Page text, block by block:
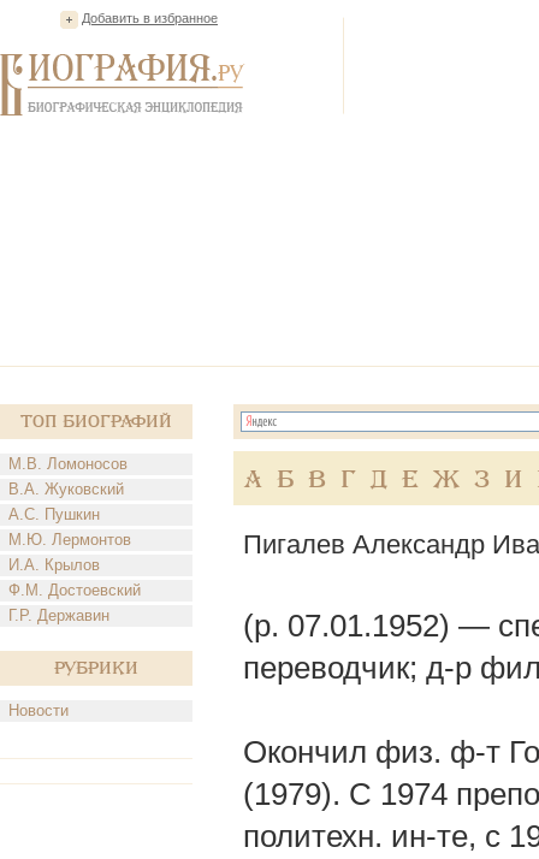
Добавить в избранное
Топ Биографий
М.В. Ломоносов
В.А. Жуковский
А.С. Пушкин
М.Ю. Лермонтов
И.А. Крылов
Ф.М. Достоевский
Г.Р. Державин
Рубрики
Новости
А Б В Г Д Е Ж З И
Пигалев Александр
(р. 07.01.1952) —
переводчик; д-р
Окончил физ. ф-т
(1979). С 1974
политехн. ин-те, с